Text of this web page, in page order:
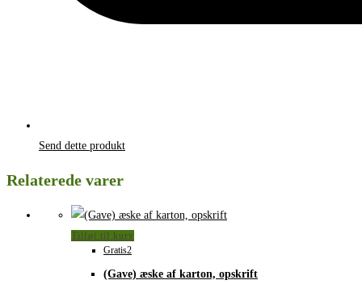
Send dette produkt
Relaterede varer
Tilføj til kurv
Gratis2
(Gave) æske af karton, opskrift